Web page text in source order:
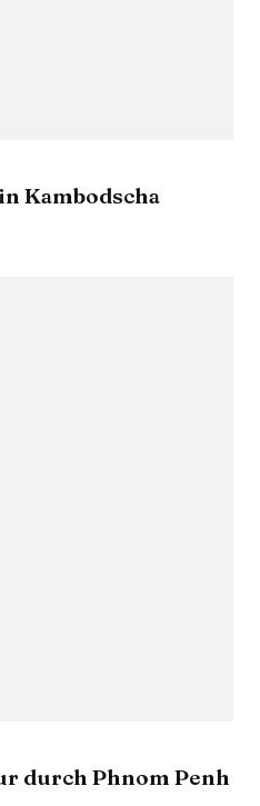
Kambodscha
durch Phnom Penh